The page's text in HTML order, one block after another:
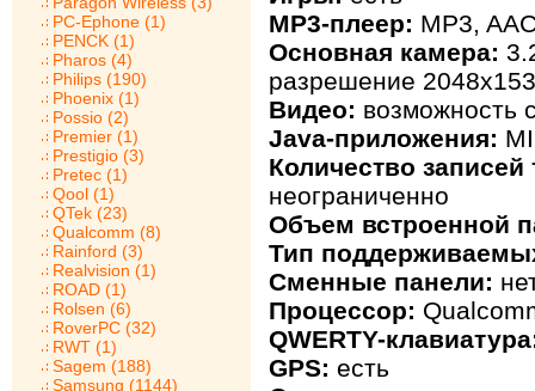
PC-Ephone (1)
PENCK (1)
Pharos (4)
Philips (190)
Phoenix (1)
Possio (2)
Premier (1)
Prestigio (3)
Pretec (1)
Qool (1)
QTek (23)
Qualcomm (8)
Rainford (3)
Realvision (1)
ROAD (1)
Rolsen (6)
RoverPC (32)
RWT (1)
Sagem (188)
Samsung (1144)
MP3-плеер: MP3,
Основная камера:
разрешение
Видео: возможность
Java-приложения:
Количество
неограниченно
Объем встроенной
Тип
Сменные панели:
Процессор:
QWERTY-
GPS: есть